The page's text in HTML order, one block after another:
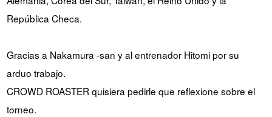
República Checa.
Gracias a Nakamura -san y al entrenador Hitomi por su
arduo trabajo.
CROWD ROASTER quisiera pedirle que reflexione sobre el
torneo.